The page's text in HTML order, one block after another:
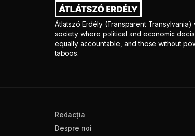
Átlátszó Erdély (Transparent
society where political and economic
equally accountable, and those without
taboos.
Redacţia
Despre noi